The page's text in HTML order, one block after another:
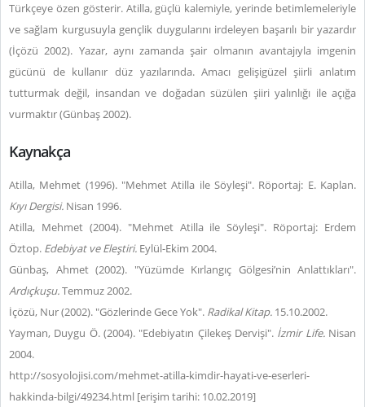
Türkçeye özen gösterir. Atilla, güçlü kalemiyle, yerinde betimlemeleriyle
ve sağlam kurgusuyla gençlik duygularını irdeleyen başarılı bir yazardır
(İçözü 2002). Yazar, aynı zamanda şair olmanın avantajıyla imgenin
gücünü de kullanır düz yazılarında. Amacı gelişigüzel şiirli anlatım
tutturmak değil, insandan ve doğadan süzülen şiiri yalınlığı ile açığa
vurmaktır (Günbaş 2002).
Kaynakça
Atilla, Mehmet (1996). "Mehmet Atilla ile Söyleşi". Röportaj: E. Kaplan.
Kıyı Dergisi. Nisan 1996.
Atilla, Mehmet (2004). "Mehmet Atilla ile Söyleşi". Röportaj: Erdem
Öztop. Edebiyat ve Eleştiri. Eylül-Ekim 2004.
Günbaş, Ahmet (2002). "Yüzümde Kırlangıç Gölgesi’nin Anlattıkları".
Ardıçkuşu.Temmuz 2002.
İçözü, Nur (2002). "Gözlerinde Gece Yok". Radikal Kitap. 15.10.2002.
Yayman, Duygu Ö. (2004). "Edebiyatın Çilekeş Dervişi". İzmir Life.Nisan
2004.
http://sosyolojisi.com/mehmet-atilla-kimdir-hayati-ve-eserleri-
hakkinda-bilgi/49234.html [erişim tarihi: 10.02.2019]